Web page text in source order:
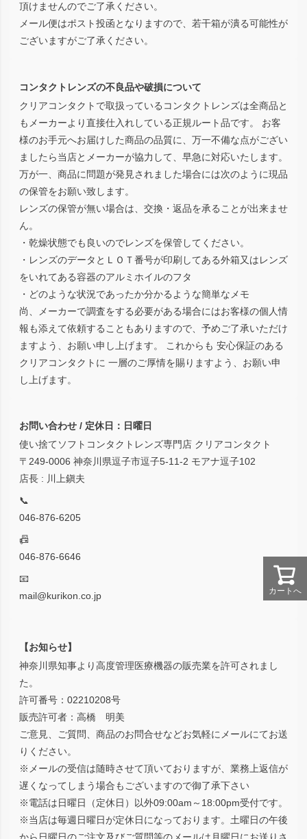
カートへ
頂けませんのでご了承ください。
メール便はポスト投函となりますので、若干箱が潰る可能性が
ございますがご了承ください。
コンタクトレンズの不良品や破損について
クリアコンタクトで取扱っているコンタクトレンズは全商品と
もメーカーより直接仕入れしている正規ルート品です。 お客
様のお手元へお届けした商品の品質に、万一不備な点がござい
ましたら当店とメーカーが協力して、早急に対応いたします。
万が一、商品に問題が発見されました場合には次のように現品
の保管をお願い致します。
レンズの保管が無い場合は、交換・返品を承ることが出来ませ
ん。
・乾燥状態でも良いのでレンズを保管してください。
・レンズのデータとＬＯＴ番号が印刷してある外箱又はレンズ
をいれてある容器のアルミホイルのフタ
・どのような状況であったか分かるような簡単なメモ
尚、メーカーで調査をする必要がある場合にはお客様の個人情
報も添えて依頼することもありますので、予めご了承いただけ
ますよう、お願い申し上げます。 これからも 安心保証のある
クリアコンタクトに 一層のご厚情を賜りますよう、お願い申
し上げます。
お問い合わせ / 定休日：日曜日
使い捨てソフトコンタクトレンズ専門店 クリアコンタクト
〒249-0006 神奈川県逗子市逗子5-11-2 モアナ逗子102
店長 : 川上鎭夫
📞
046-876-6205
📠
046-876-6646
📧
mail@kurikon.co.jp
【お知らせ】
神奈川県知事より高度管理医療機器の販売業を許可されまし
た。
許可番号：02210208号
販売許可者：高橋 明美
ご意見、ご質問、商品のお問合せなどお気軽にメールにてお送
りください。
※メールの受信は随時させて頂いておりますが、業務上返信が
遅くなってしまう場合もございますので御了承下さい
※電話は日曜日（定休日）以外09:00am～18:00pm受付です。
※当店は毎週日曜日が定休日になっております。土曜日の午後